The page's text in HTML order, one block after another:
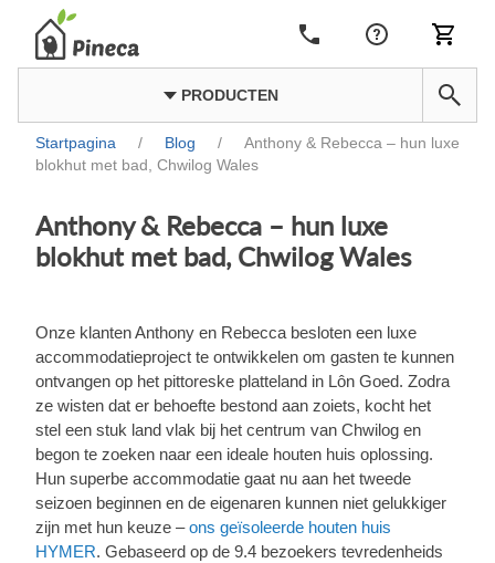
PRODUCTEN
Startpagina / Blog /
Anthony & Rebecca – hun luxe
blokhut met bad, Chwilog Wales
Anthony & Rebecca – hun luxe
blokhut met bad, Chwilog Wales
Onze klanten Anthony en Rebecca besloten een luxe
accommodatieproject te ontwikkelen om gasten te kunnen
ontvangen op het pittoreske platteland in Lôn Goed. Zodra
ze wisten dat er behoefte bestond aan zoiets, kocht het
stel een stuk land vlak bij het centrum van Chwilog en
begon te zoeken naar een ideale houten huis oplossing.
Hun superbe accommodatie gaat nu aan het tweede
seizoen beginnen en de eigenaren kunnen niet gelukkiger
zijn met hun keuze –ons geïsoleerde houten huis
HYMER. Gebaseerd op de 9.4 bezoekers tevredenheids